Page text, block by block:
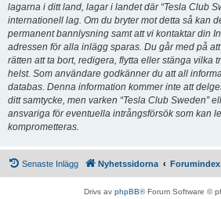
lagarna i ditt land, lagar i landet där “Tesla Club
internationell lag. Om du bryter mot detta så kan
permanent bannlysning samt att vi kontaktar din
adressen för alla inlägg sparas. Du går med på
rätten att ta bort, redigera, flytta eller stänga vilka
helst. Som användare godkänner du att all
databas. Denna information kommer inte att
ditt samtycke, men varken “Tesla Club Sweden”
ansvariga för eventuella intrångsförsök som kan
komprometteras.
Senaste Inlägg Nyhetssidorna Forumindex
Drivs av phpBB® Forum Software ©